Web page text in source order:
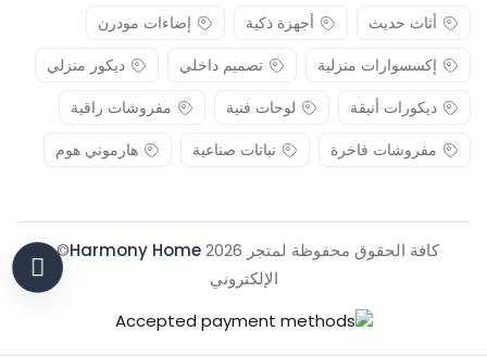
أثاث حديث أجهزة ذكية
إضاءات مودرن
إكسسوارات منزلية
تصميم داخلي
ديكور منزلي
ديكورات أنيقة
لوحات فنية
مفروشات راقية
مفروشات فاخرة
نباتات صناعية هارموني هوم
كافة الحقوق محفوظة لمتجر 2026 Harmony Home
© .
الإلكتروني